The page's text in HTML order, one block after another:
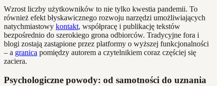
Wzrost liczby użytkowników to nie tylko kwestia pandemii. To
również efekt błyskawicznego rozwoju narzędzi umożliwiających
natychmiastowy kontakt, współpracę i publikację tekstów
bezpośrednio do szerokiego grona odbiorców. Tradycyjne fora i
blogi zostają zastąpione przez platformy o wyższej funkcjonalności
– a granica pomiędzy autorem a czytelnikiem coraz częściej się
zaciera.
Psychologiczne powody: od samotności do uznania